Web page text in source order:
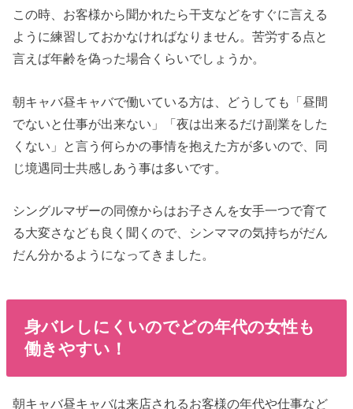
この時、お客様から聞かれたら干支などをすぐに言える
ように練習しておかなければなりません。苦労する点と
言えば年齢を偽った場合くらいでしょうか。
朝キャバ昼キャバで働いている方は、どうしても「昼間
でないと仕事が出来ない」「夜は出来るだけ副業をした
くない」と言う何らかの事情を抱えた方が多いので、同
じ境遇同士共感しあう事は多いです。
シングルマザーの同僚からはお子さんを女手一つで育て
る大変さなども良く聞くので、シンママの気持ちがだん
だん分かるようになってきました。
身バレしにくいのでどの年代の女性も
働きやすい！
朝キャバ昼キャバは来店されるお客様の年代や仕事など